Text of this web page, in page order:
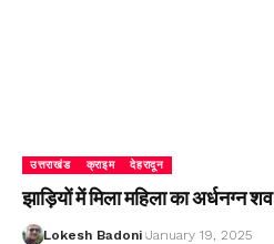
उत्तराखंड क्राइम देहरादून
झाड़ियों में मिला महिला का अर्धनग्न शव
Lokesh Badoni January 19, 2025